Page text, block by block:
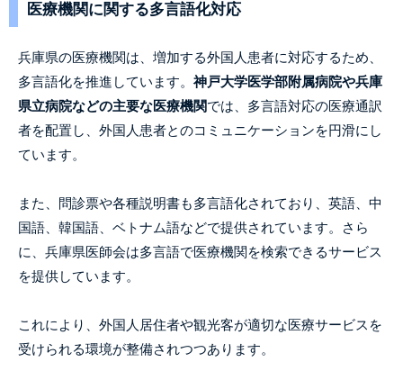
医療機関に関する多言語化対応
兵庫県の医療機関は、増加する外国人患者に対応するため、
多言語化を推進しています。 神戸大学医学部附属病院や兵庫
県立病院などの主要な医療機関では、多言語対応の医療通訳
者を配置し、外国人患者とのコミュニケーションを円滑にし
ています。
また、問診票や各種説明書も多言語化されており、英語、中
国語、韓国語、ベトナム語などで提供されています。さら
に、兵庫県医師会は多言語で医療機関を検索できるサービス
を提供しています。
これにより、外国人居住者や観光客が適切な医療サービスを
受けられる環境が整備されつつあります。